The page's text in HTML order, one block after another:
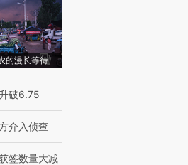
的漫长等待
破6.75
介入侦查
签数量大减